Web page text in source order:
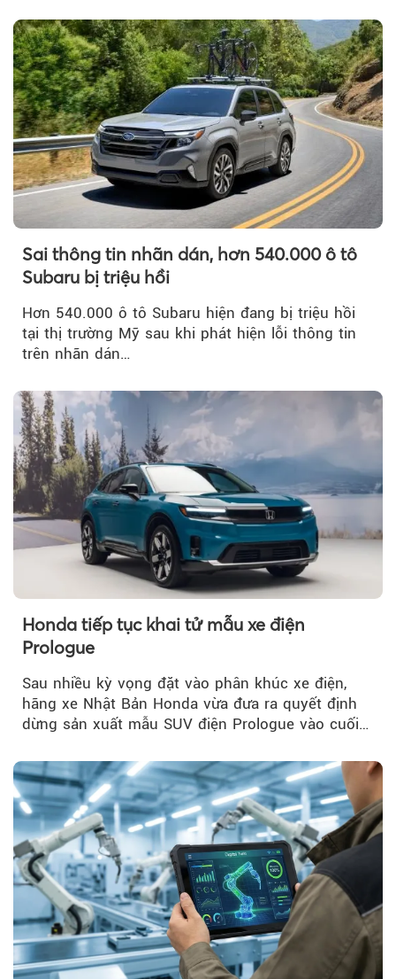
Sai thông tin nhãn dán, hơn 540.000 ô tô
Subaru bị triệu hồi
Hơn 540.000 ô tô Subaru hiện đang bị triệu hồi
tại thị trường Mỹ sau khi phát hiện lỗi thông tin
trên nhãn dán…
Honda tiếp tục khai tử mẫu xe điện
Prologue
Sau nhiều kỳ vọng đặt vào phân khúc xe điện,
hãng xe Nhật Bản Honda vừa đưa ra quyết định
dừng sản xuất mẫu SUV điện Prologue vào cuối